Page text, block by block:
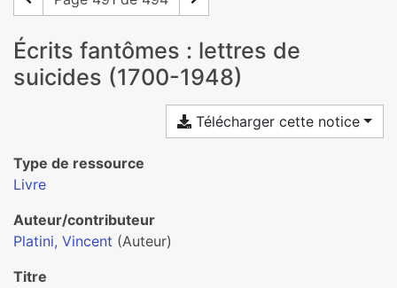
Écrits fantômes : lettres de
suicides (1700-1948)
Télécharger cette notice
Type de ressource
Livre
Auteur/contributeur
Platini, Vincent (Auteur)
Titre